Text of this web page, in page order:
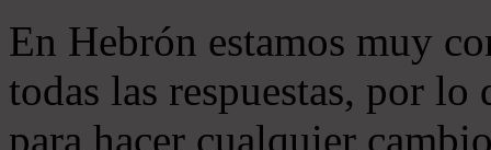
En Hebrón estamos muy
todas las respuestas, por
para hacer cualquier